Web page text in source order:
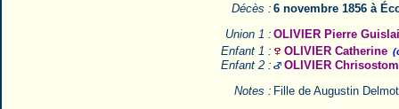
Décès : 6 novembre 1856 à
Union 1 : OLIVIER Pierre
Enfant 1 :
OLIVIER Catherine
Enfant 2 :
OLIVIER
Notes : Fille de Augustin